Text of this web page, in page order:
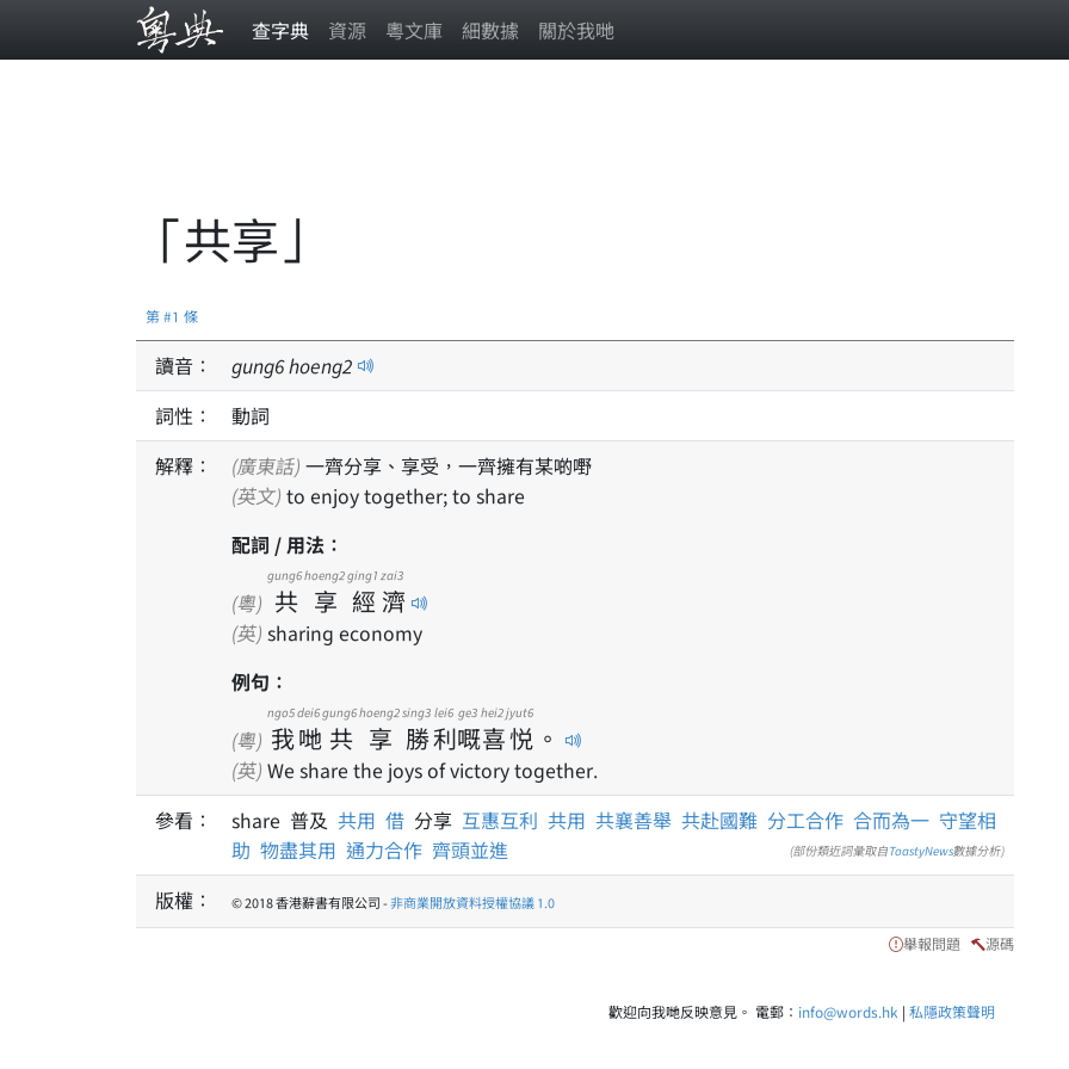
查字典 資源 粵文庫 細數據 關於我哋
「共享」
第 #1 條
讀音： gung6hoeng2
詞性：
動詞
解釋：
(廣東話) 一齊分享、享受，一齊擁有某啲嘢
(英文) to enjoy together; to share
配詞 / 用法：
(粵) 共
gung6
享
hoeng2
經
ging1
濟
zai3
(英) sharing economy
例句：
(粵) 我
ngo5
哋
dei6
共
gung6
享
hoeng2
勝
sing3
利
lei6
嘅
ge3
喜
hei2
悦
jyut6
。
(英) We share the joys of victory together.
參看：
share 普及 共用 借 分享 互惠互利 共用 共襄善舉 共赴國難 分工合作 合而為一 守望相
助 物盡其用 通力合作 齊頭並進 (部份類近詞彙取自ToastyNews數據分析)
版權： © 2018 香港辭書有限公司 -非商業開放資料授權協議 1.0
舉報問題 源碼
歡迎向我哋反映意見。 電郵： info@words.hk | 私隱政策聲明